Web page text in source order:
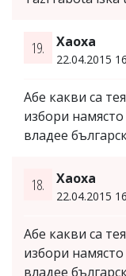
19. Хаоха
22.04.2015
Абе какви са
избори
владее
18. Хаоха
22.04.2015
Абе какви са
избори
владее